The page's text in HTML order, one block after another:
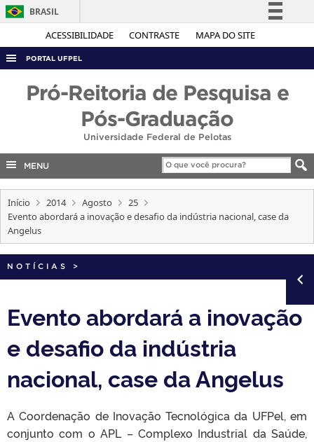
ACESSIBILIDADE CONTRASTE MAPA DO SITE
BRASIL
Simplifique!
Acesso à informação
Legislação
Canais
PORTAL UFPEL
CONCURSOS
EDITAIS
INTERNACIONAL
Pró-Reitoria de Pesquisa e
Pós-Graduação
Universidade Federal de Pelotas
MENU
Início 2014 Agosto
25
Evento abordará a inovação e desafio da indústria nacional, case da
Angelus
NOTÍCIAS >
Evento abordará a inovação
e desafio da indústria
nacional, case da Angelus
A Coordenação de Inovação Tecnológica da UFPel, em
conjunto com o APL – Complexo Industrial da Saúde,